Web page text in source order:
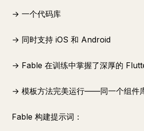
→ 一个代码库
→ 同时支持 iOS 和 Android
→ Fable 在训练中掌握了深厚的
→ 模板方法完美运行——同一个组件
Fable 构建提示词：